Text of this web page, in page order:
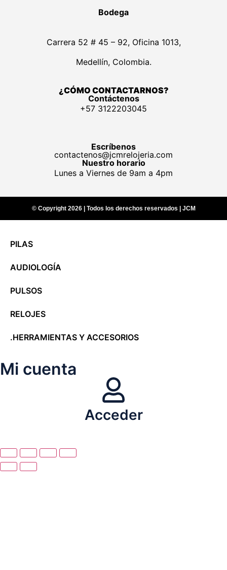
Bodega
Carrera 52 # 45 – 92, Oficina 1013,
Medellín, Colombia.
¿CÓMO CONTACTARNOS?
Contáctenos
+57 3122203045
Escríbenos
contactenos@jcmrelojeria.com
Nuestro horario
Lunes a Viernes de 9am a 4pm
© Copyright 2026 | Todos los derechos reservados | JCM
PILAS
AUDIOLOGÍA
PULSOS
RELOJES
.HERRAMIENTAS Y ACCESORIOS
Mi cuenta
Acceder